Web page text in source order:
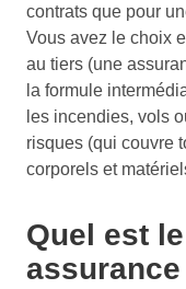
contrats que pour
Vous avez le choix
au tiers (une
la formule
les incendies, vols
risques (qui couvre
corporels et
Quel est